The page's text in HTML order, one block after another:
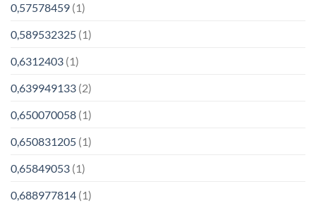
0,57578459 (1)
0,589532325 (1)
0,6312403 (1)
0,639949133 (2)
0,650070058 (1)
0,650831205 (1)
0,65849053 (1)
0,688977814 (1)